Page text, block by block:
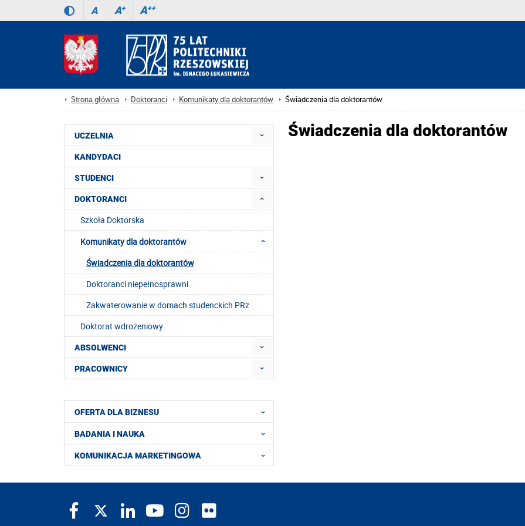
A A+ A++
Strona główna Doktoranci Komunikaty dla doktorantów Świadczenia dla doktorantów
Świadczenia dla doktorantów
UCZELNIA
KANDYDACI
STUDENCI
DOKTORANCI
Szkoła Doktorska
Komunikaty dla doktorantów
Świadczenia dla doktorantów
Doktoranci niepełnosprawni
Zakwaterowanie w domach studenckich PRz
Doktorat wdrożeniowy
ABSOLWENCI
PRACOWNICY
OFERTA DLA BIZNESU
BADANIA I NAUKA
KOMUNIKACJA MARKETINGOWA